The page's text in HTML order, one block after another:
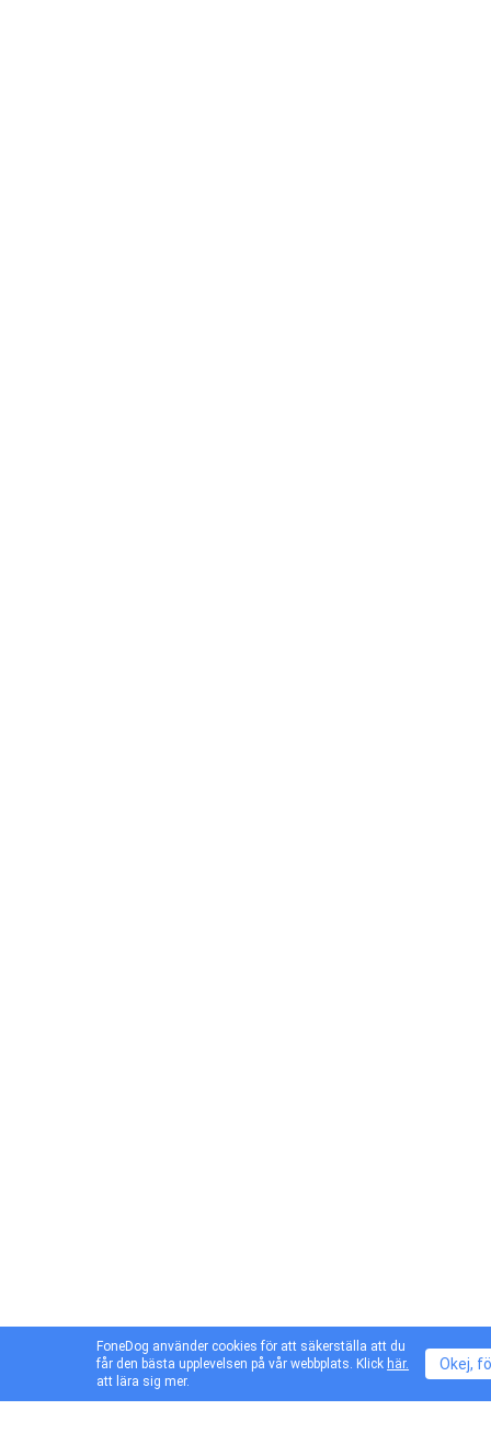
FoneDog använder cookies för att säkerställa att du
får den bästa upplevelsen på vår webbplats. Klick här.
att lära sig mer.
Okej,